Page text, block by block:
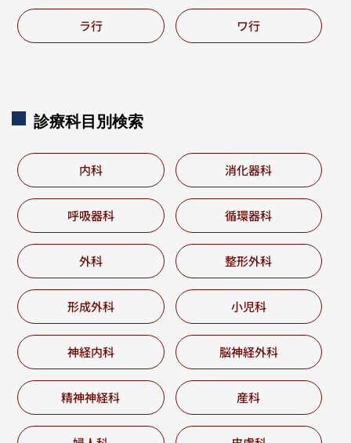
ラ行 ワ行
診療科目別検索
内科 消化器科
呼吸器科 循環器科
外科 整形外科
形成外科 小児科
神経内科 脳神経外科
精神神経科 産科